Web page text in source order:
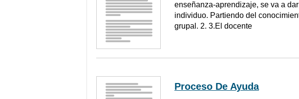
enseñanza-aprendizaje, se va a
individuo. Partiendo del
grupal. 2. 3.El docente
Proceso De Ayuda